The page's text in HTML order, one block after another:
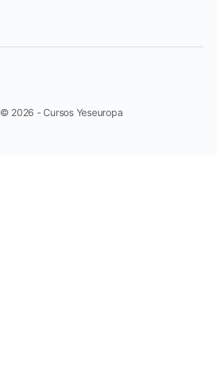
© 2026 - Cursos Yeseuropa